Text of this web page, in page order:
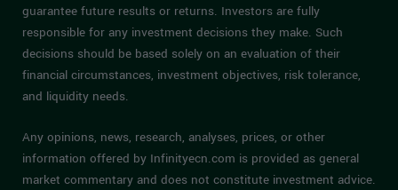
guarantee future results or returns. Investors are fully
responsible for any investment decisions they make. Such
decisions should be based solely on an evaluation of their
financial circumstances, investment objectives, risk tolerance,
and liquidity needs.
Any opinions, news, research, analyses, prices, or other
information offered by Infinityecn.com is provided as general
market commentary and does not constitute investment advice.